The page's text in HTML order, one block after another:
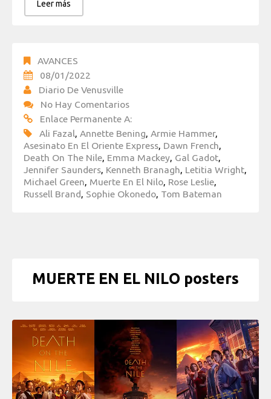
Leer más
AVANCES
08/01/2022
Diario De Venusville
No Hay Comentarios
Enlace Permanente A:
Ali Fazal, Annette Bening, Armie Hammer,
Asesinato En El Oriente Express, Dawn French,
Death On The Nile, Emma Mackey, Gal Gadot,
Jennifer Saunders, Kenneth Branagh, Letitia Wright,
Michael Green, Muerte En El Nilo, Rose Leslie,
Russell Brand, Sophie Okonedo, Tom Bateman
MUERTE EN EL NILO posters